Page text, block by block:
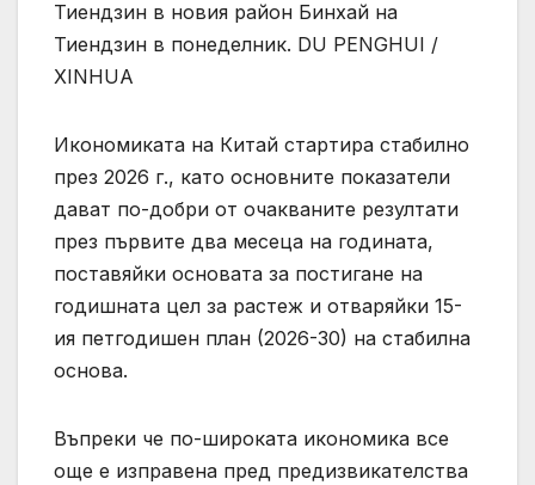
Тиендзин в новия район Бинхай на
Тиендзин в понеделник. DU PENGHUI /
XINHUA
Икономиката на Китай стартира стабилно
през 2026 г., като основните показатели
дават по-добри от очакваните резултати
през първите два месеца на годината,
поставяйки основата за постигане на
годишната цел за растеж и отваряйки 15-
ия петгодишен план (2026-30) на стабилна
основа.
Въпреки че по-широката икономика все
още е изправена пред предизвикателства